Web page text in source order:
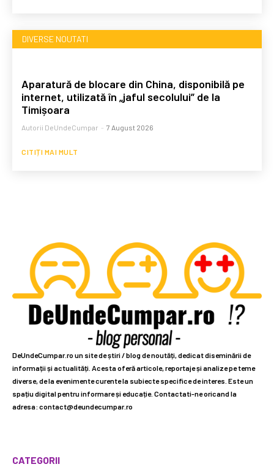
DIVERSE NOUTATI
Aparatură de blocare din China, disponibilă pe
internet, utilizată în „jaful secolului” de la
Timișoara
Autorii DeUndeCumpar - 7 August 2026
CITIȚI MAI MULT
DeUndeCumpar.ro un site de știri / blog de noutăți, dedicat diseminării de
informații și actualități. Acesta oferă articole, reportaje și analize pe teme
diverse, de la evenimente curente la subiecte specifice de interes. Este un
spațiu digital pentru informare și educație. Contactati-ne oricand la
adresa: contact@deundecumpar.ro
CATEGORII